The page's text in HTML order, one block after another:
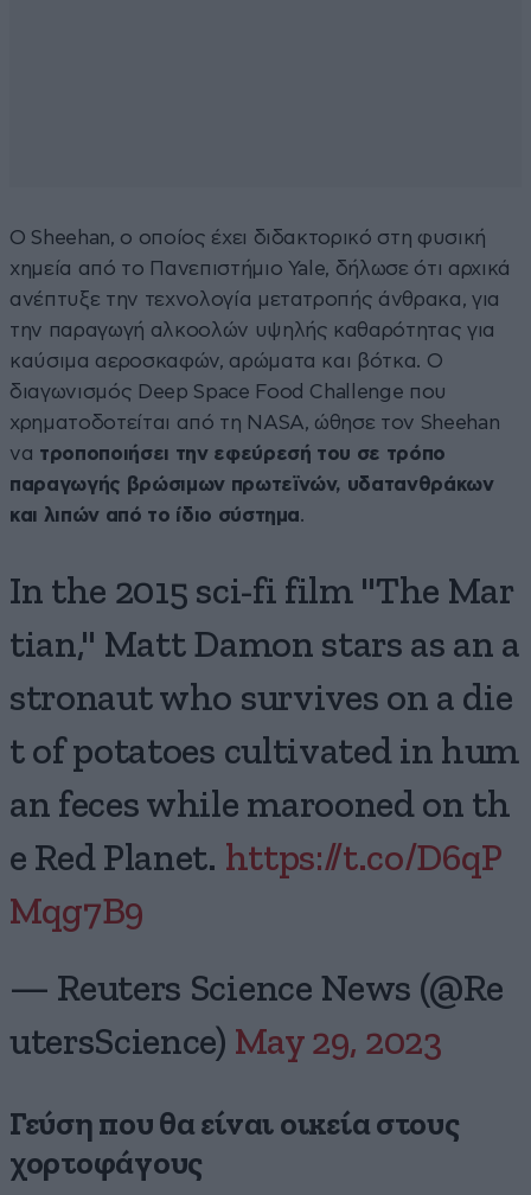
Ο Sheehan, ο οποίος έχει διδακτορικό στη φυσική
χημεία από το Πανεπιστήμιο Yale, δήλωσε ότι αρχικά
ανέπτυξε την τεχνολογία μετατροπής άνθρακα, για
την παραγωγή αλκοολών υψηλής καθαρότητας για
καύσιμα αεροσκαφών, αρώματα και βότκα. Ο
διαγωνισμός Deep Space Food Challenge που
χρηματοδοτείται από τη NASA, ώθησε τον Sheehan
να τροποποιήσει την εφεύρεσή του σε τρόπο
παραγωγής βρώσιμων πρωτεϊνών, υδατανθράκων
και λιπών από το ίδιο σύστημα.
In the 2015 sci-fi film "The Mar
tian," Matt Damon stars as an a
stronaut who survives on a die
t of potatoes cultivated in hum
an feces while marooned on th
e Red Planet. https://t.co/D6qP
Mqg7B9
— Reuters Science News (@Re
utersScience) May 29, 2023
Γεύση που θα είναι οικεία στους
χορτοφάγους